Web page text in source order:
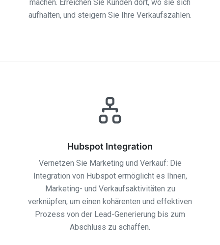
machen. Erreichen Sie Kunden dort, wo sie sich
aufhalten, und steigern Sie Ihre Verkaufszahlen.
Hubspot Integration
Vernetzen Sie Marketing und Verkauf: Die
Integration von Hubspot ermöglicht es Ihnen,
Marketing- und Verkaufsaktivitäten zu
verknüpfen, um einen kohärenten und effektiven
Prozess von der Lead-Generierung bis zum
Abschluss zu schaffen.